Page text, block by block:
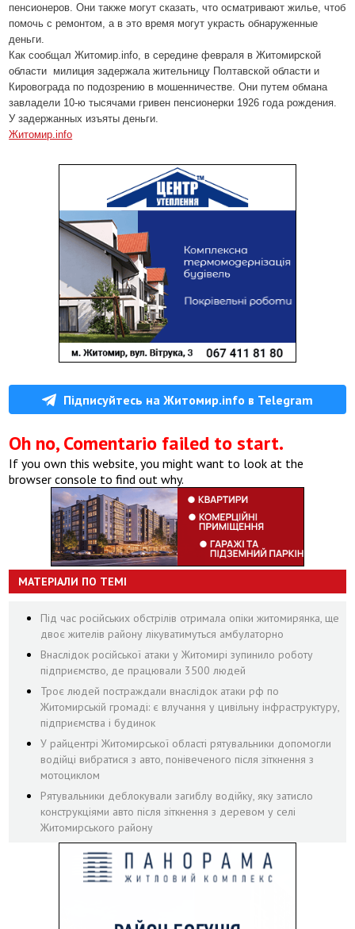
пенсионеров. Они также могут сказать, что осматривают жилье, чтоб
помочь с ремонтом, а в это время могут украсть обнаруженные
деньги.
Как сообщал Житомир.info, в середине февраля в Житомирской
области милиция задержала жительницу Полтавской области и
Кировограда по подозрению в мошенничестве. Они путем обмана
завладели 10-ю тысячами гривен пенсионерки 1926 года рождения.
У задержанных изъяты деньги.
Житомир.info
Підписуйтесь на Житомир.info в Telegram
Oh no, Comentario failed to start.
If you own this website, you might want to look at the
browser console to find out why.
МАТЕРІАЛИ ПО ТЕМІ
Під час російських обстрілів отримала опіки житомирянка, ще
двоє жителів району лікуватимуться амбулаторно
Внаслідок російської атаки у Житомирі зупинило роботу
підприємство, де працювали 3500 людей
Троє людей постраждали внаслідок атаки рф по
Житомирській громаді: є влучання у цивільну інфраструктуру,
підприємства і будинок
У райцентрі Житомирської області рятувальники допомогли
водійці вибратися з авто, понівеченого після зіткнення з
мотоциклом
Рятувальники деблокували загиблу водійку, яку затисло
конструкціями авто після зіткнення з деревом у селі
Житомирського району